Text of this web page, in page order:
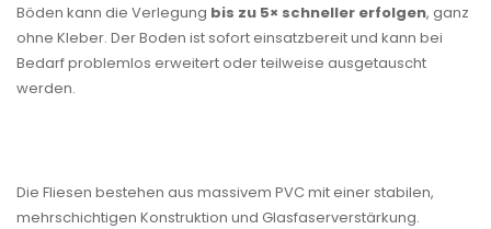
Böden kann die Verlegung bis zu 5× schneller erfolgen, ganz
ohne Kleber. Der Boden ist sofort einsatzbereit und kann bei
Bedarf problemlos erweitert oder teilweise ausgetauscht
werden.
Die Fliesen bestehen aus massivem PVC mit einer stabilen,
mehrschichtigen Konstruktion und Glasfaserverstärkung.